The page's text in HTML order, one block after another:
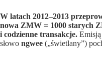
W latach 2012–2013
nowa ZMW = 1000 starych
i codzienne transakcje.
słowo ngwee („świetlany”)